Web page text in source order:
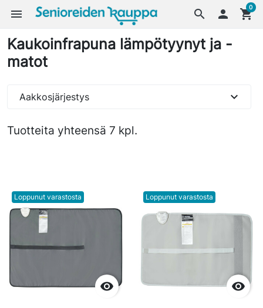
search
menu  shopping_cart
0
Kaukoinfrapuna lämpötyynyt ja -
matot
Tuotteita yhteensä 7 kpl.
Aakkosjärjestys expand_more
Loppunut varastosta

Loppunut varastosta
